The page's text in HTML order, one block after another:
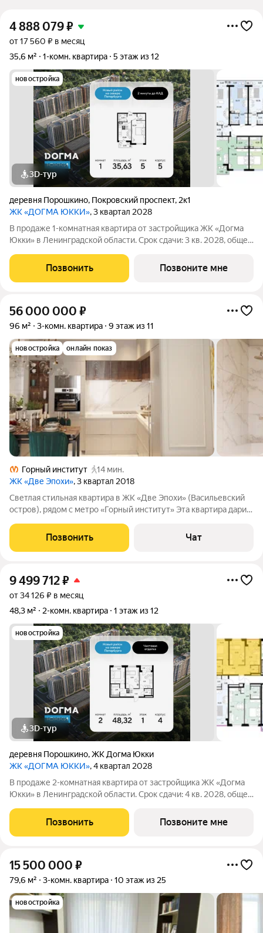
4 888 079₽
от 17 560 ₽ в месяц
35,6 м²
1-комн. квартира 5 этаж из 12
новостройка
3D-тур
деревня Порошкино, Покровский проспект, 2к1
ЖК «ДОГМА ЮККИ», 3 квартал 2028
В продаже 1-комнатная квартира от застройщика ЖК «Догма
Юкки» в Ленинградской области. Срок сдачи: 3 кв. 2028, общей
доступной социальной инфраструктурой. Жилой комплекс
расположен в
Позвонить Позвоните мне
56 000 000 ₽
96 м² 3-комн. квартира 9 этаж из 11
новостройка онлайн показ
Горный институт
14 мин.
ЖК «Две Эпохи», 3 квартал 2018
Светлая стильная квартира в ЖК «Две Эпохи» (Васильевский
остров), рядом с метро «Горный институт» Эта квартира дарит
комнатах с 9 утра, а если вы на лоджии - первый свет можно
встретить уже с 4
Позвонить Чат
9 499 712₽
от 34 126 ₽ в месяц
48,3 м²
2-комн. квартира 1 этаж из 12
новостройка
3D-тур
деревня Порошкино,ЖК Догма Юкки
ЖК «ДОГМА ЮККИ», 4 квартал 2028
В продаже 2-комнатная квартира от застройщика ЖК «Догма
Юкки» в Ленинградской области. Срок сдачи: 4 кв. 2028, общей
доступной социальной инфраструктурой. Жилой комплекс
расположен в
Позвонить Позвоните мне
15 500 000 ₽
79,6 м² 3-комн. квартира 10 этаж из 25
новостройка